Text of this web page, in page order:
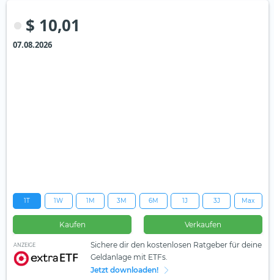
$ 10,01
07.08.2026
1T 1W 1M 3M 6M 1J 3J Max
Kaufen Verkaufen
ANZEIGE
Sichere dir den kostenlosen Ratgeber für deine
Geldanlage mit ETFs.
Jetzt downloaden!